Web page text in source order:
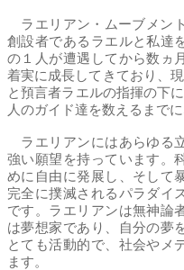
ラエリアン・ムーブメン
創設者であるラエルと私達
の１人が遭遇してから数ヵ
着実に成長してきており、
と預言者ラエルの指揮の下
人のガイド達を数えるまでに
ラエリアンにはあらゆる
強い願望を持っています。
めに自由に発展し、そして
完全に撲滅されるパラダイ
です。ラエリアンは無神論
は夢想家であり、自分の夢
とても活動的で、社会やメ
ます。